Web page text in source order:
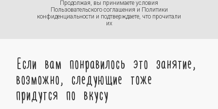
Продолжая, вы принимаете условия
Пользовательского соглашения и Политики
конфиденциальности и подтверждаете, что прочитали
их
Если вам понравилось это занятие,
возможно, следующие тоже
придутся по вкусу